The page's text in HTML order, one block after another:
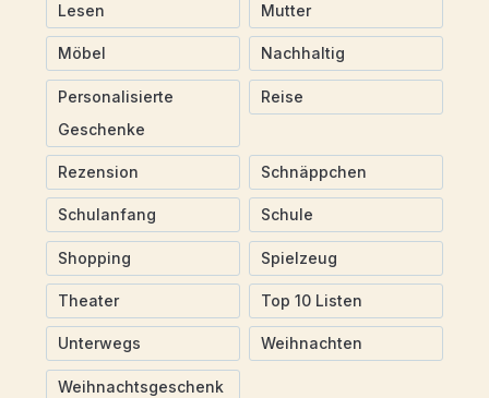
Lesen Mutter
Möbel Nachhaltig
Personalisierte
Geschenke
Reise
Rezension Schnäppchen
Schulanfang Schule
Shopping Spielzeug
Theater Top 10 Listen
Unterwegs Weihnachten
Weihnachtsgeschenk